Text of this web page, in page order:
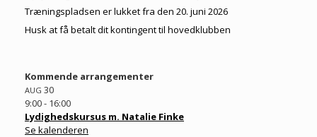
Træningspladsen er lukket fra den 20. juni 2026
Husk at få betalt dit kontingent til hovedklubben
Kommende arrangementer
AUG 30
9:00- 16:00
Lydighedskursus m. Natalie Finke
Se kalenderen